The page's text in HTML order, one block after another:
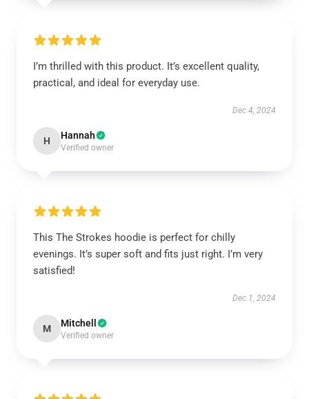
I’m thrilled with this product. It’s excellent quality,
practical, and ideal for everyday use.
Dec 4, 2024
H Hannah
Verified owner
This The Strokes hoodie is perfect for chilly
evenings. It’s super soft and fits just right. I’m very
satisfied!
Dec 1, 2024
M Mitchell
Verified owner